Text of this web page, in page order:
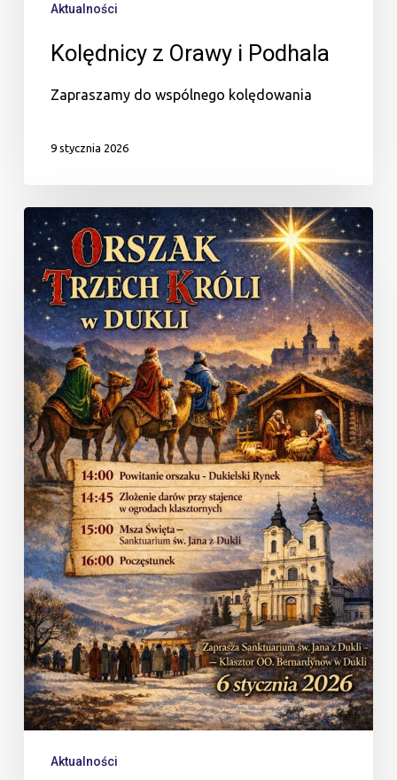
Aktualności
Kolędnicy z Orawy i Podhala
Zapraszamy do wspólnego kolędowania
9 stycznia 2026
Orszak
III
Króli
Aktualności